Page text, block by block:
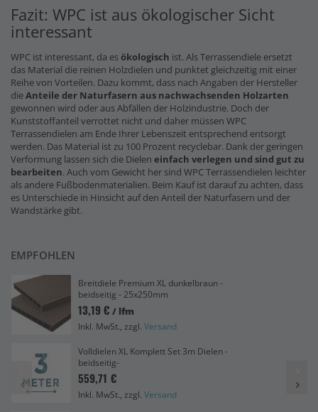
Fazit: WPC ist aus ökologischer Sicht
interessant
WPC ist interessant, da esökologisch ist. Als Terrassendiele ersetzt
das Material die reinen Holzdielen und punktet gleichzeitig mit einer
Reihe von Vorteilen. Dazu kommt, dass nach Angaben der Hersteller
dieAnteile der Naturfasern aus nachwachsenden Holzarten
gewonnen wird oder aus Abfällen der Holzindustrie. Doch der
Kunststoffanteil verrottet nicht und daher müssen WPC
Terrassendielen am Ende Ihrer Lebenszeit entsprechend entsorgt
werden. Das Material ist zu 100 Prozent recyclebar. Dank der geringen
Verformung lassen sich die Dielen einfach verlegen und sind gut zu
bearbeiten. Auch vom Gewicht her sind WPC Terrassendielen leichter
als andere Fußbodenmaterialien. Beim Kauf ist darauf zu achten, dass
es Unterschiede in Hinsicht auf den Anteil der Naturfasern und der
Wandstärke gibt.
EMPFOHLEN
Breitdiele Premium XL dunkelbraun -
beidseitig - 25x250mm
13,19 € / lfm
Inkl. MwSt., zzgl. Versand
Volldielen XL Komplett Set 3m Dielen -
beidseitig-
559,71 €
Inkl. MwSt., zzgl. Versand